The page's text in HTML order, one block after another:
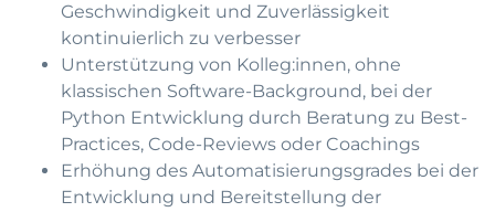
Geschwindigkeit und Zuverlässigkeit
kontinuierlich zu verbesser
Unterstützung von Kolleg:innen, ohne
klassischen Software-Background, bei der
Python Entwicklung durch Beratung zu Best-
Practices, Code-Reviews oder Coachings
Erhöhung des Automatisierungsgrades bei der
Entwicklung und Bereitstellung der